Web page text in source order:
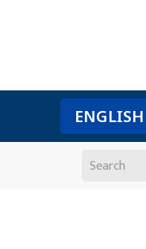
ENGLISH